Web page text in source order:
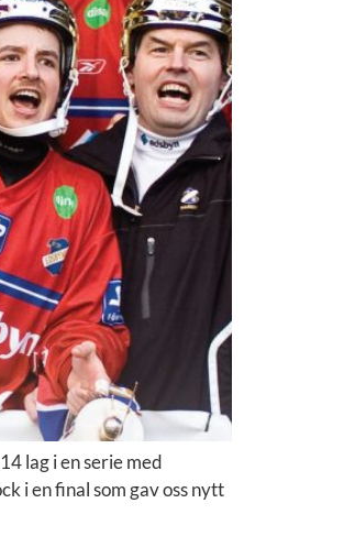
lag i en serie med
i en final som gav oss nytt